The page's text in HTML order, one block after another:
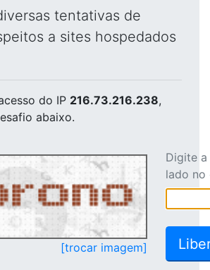
tentativas de
a sites hospedados
do IP 216.73.216.238,
abaixo.
[trocar imagem]
Digite
lado no